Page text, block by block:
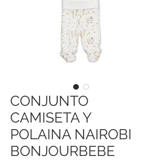
CONJUNTO
CAMISETA Y
POLAINA NAIROBI
BONJOURBEBE